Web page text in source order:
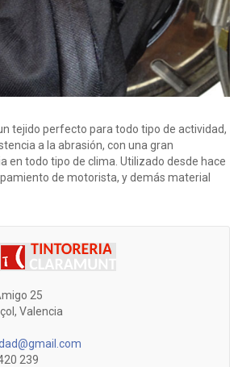
tejido perfecto para todo tipo de actividad,
a la abrasión, con una gran
en todo tipo de clima. Utilizado desde hace
de motorista, y demás material
25
Valencia
239